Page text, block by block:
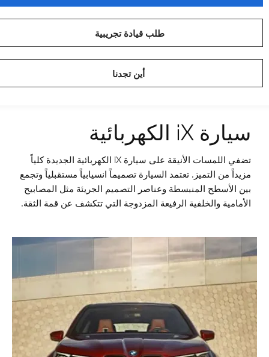
طلب قيادة تجريبية
أين تجدنا
سيارة iX الكهربائية
تضفي اللمسات الأنيقة على سيارة iX الكهربائية الجديدة كلياً
مزيداً من التميز. تعتمد السيارة تصميماً انسيابياً مستقبلياً وتجمع
بين الأسطح المنبسطة وعناصر التصميم الجريئة مثل المصابيح
الأمامية والخلفية الرفيعة المزدوجة التي تتكشف عن قمة الثقة.